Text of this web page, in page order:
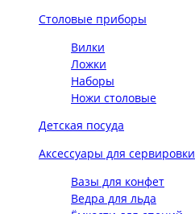
Столовые приборы
Вилки
Ложки
Наборы
Ножи столовые
Детская посуда
Аксессуары для сервировки
Вазы для конфет
Ведра для льда